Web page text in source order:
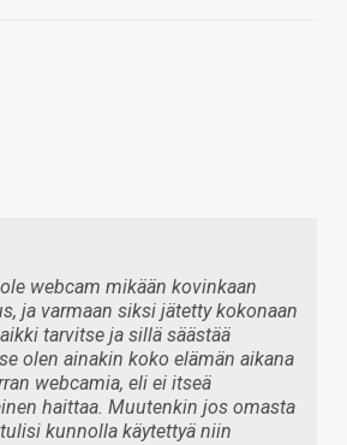
webcam mikään kovinkaan
ja varmaan siksi jätetty kokonaan
tarvitse ja sillä säästää
olen ainakin koko elämän aikana
webcamia, eli ei itseä
haittaa. Muutenkin jos omasta
kunnolla käytettyä niin